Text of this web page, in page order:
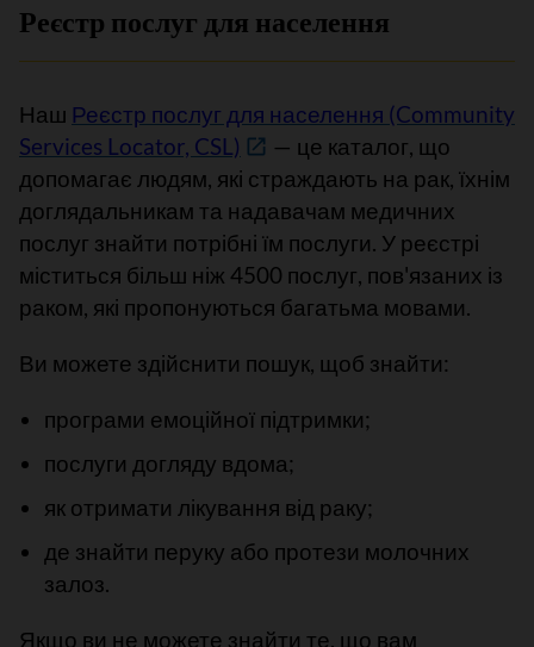
Реєстр послуг для населення
Наш Реєстр послуг для населення (Community
Services Locator, CSL)
— це каталог, що
допомагає людям, які страждають на рак, їхнім
доглядальникам та надавачам медичних
послуг знайти потрібні їм послуги. У реєстрі
міститься більш ніж 4500 послуг, пов'язаних із
раком, які пропонуються багатьма мовами.
Ви можете здійснити пошук, щоб знайти:
програми емоційної підтримки;
послуги догляду вдома;
як отримати лікування від раку;
де знайти перуку або протези молочних
залоз.
Якщо ви не можете знайти те, що вам